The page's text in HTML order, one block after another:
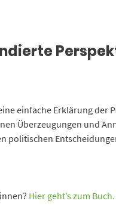
einfache Erklärung
Überzeugungen und
politischen
Hier geht’s zum Buch.